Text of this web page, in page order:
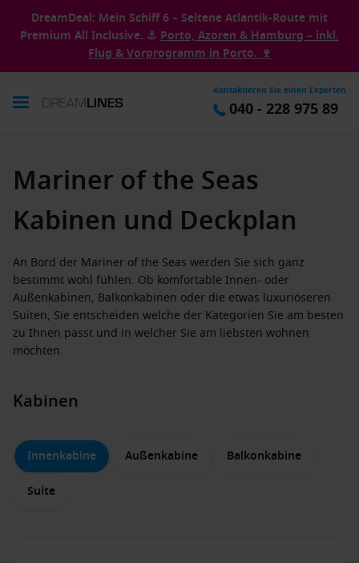
DreamDeal: Mein Schiff 6 – Seltene Atlantik-Route mit
Premium All Inclusive. ⚓ Porto, Azoren & Hamburg – inkl.
Flug & Vorprogramm in Porto. 🍷
Kontaktieren Sie einen Experten
040 - 228 975 89
Mariner of the Seas
Kabinen und Deckplan
An Bord der Mariner of the Seas werden Sie sich ganz
bestimmt wohl fühlen. Ob komfortable Innen- oder
Außenkabinen, Balkonkabinen oder die etwas luxuriöseren
Suiten, Sie entscheiden welche der Kategorien Sie am besten
zu Ihnen passt und in welcher Sie am liebsten wohnen
möchten.
Kabinen
Innenkabine Außenkabine Balkonkabine
Suite